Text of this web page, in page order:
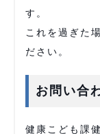
す。
これを過ぎた
ださい。
お問い合
健康こども課